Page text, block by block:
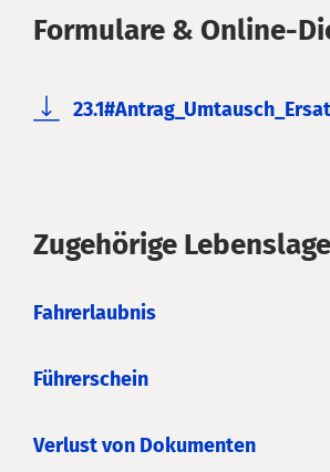
Formulare & Online-
Zugehörige
Fahrerlaubnis
Führerschein
Verlust von Dokumenten